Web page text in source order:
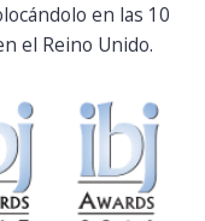
en las 10
el Reino Unido.